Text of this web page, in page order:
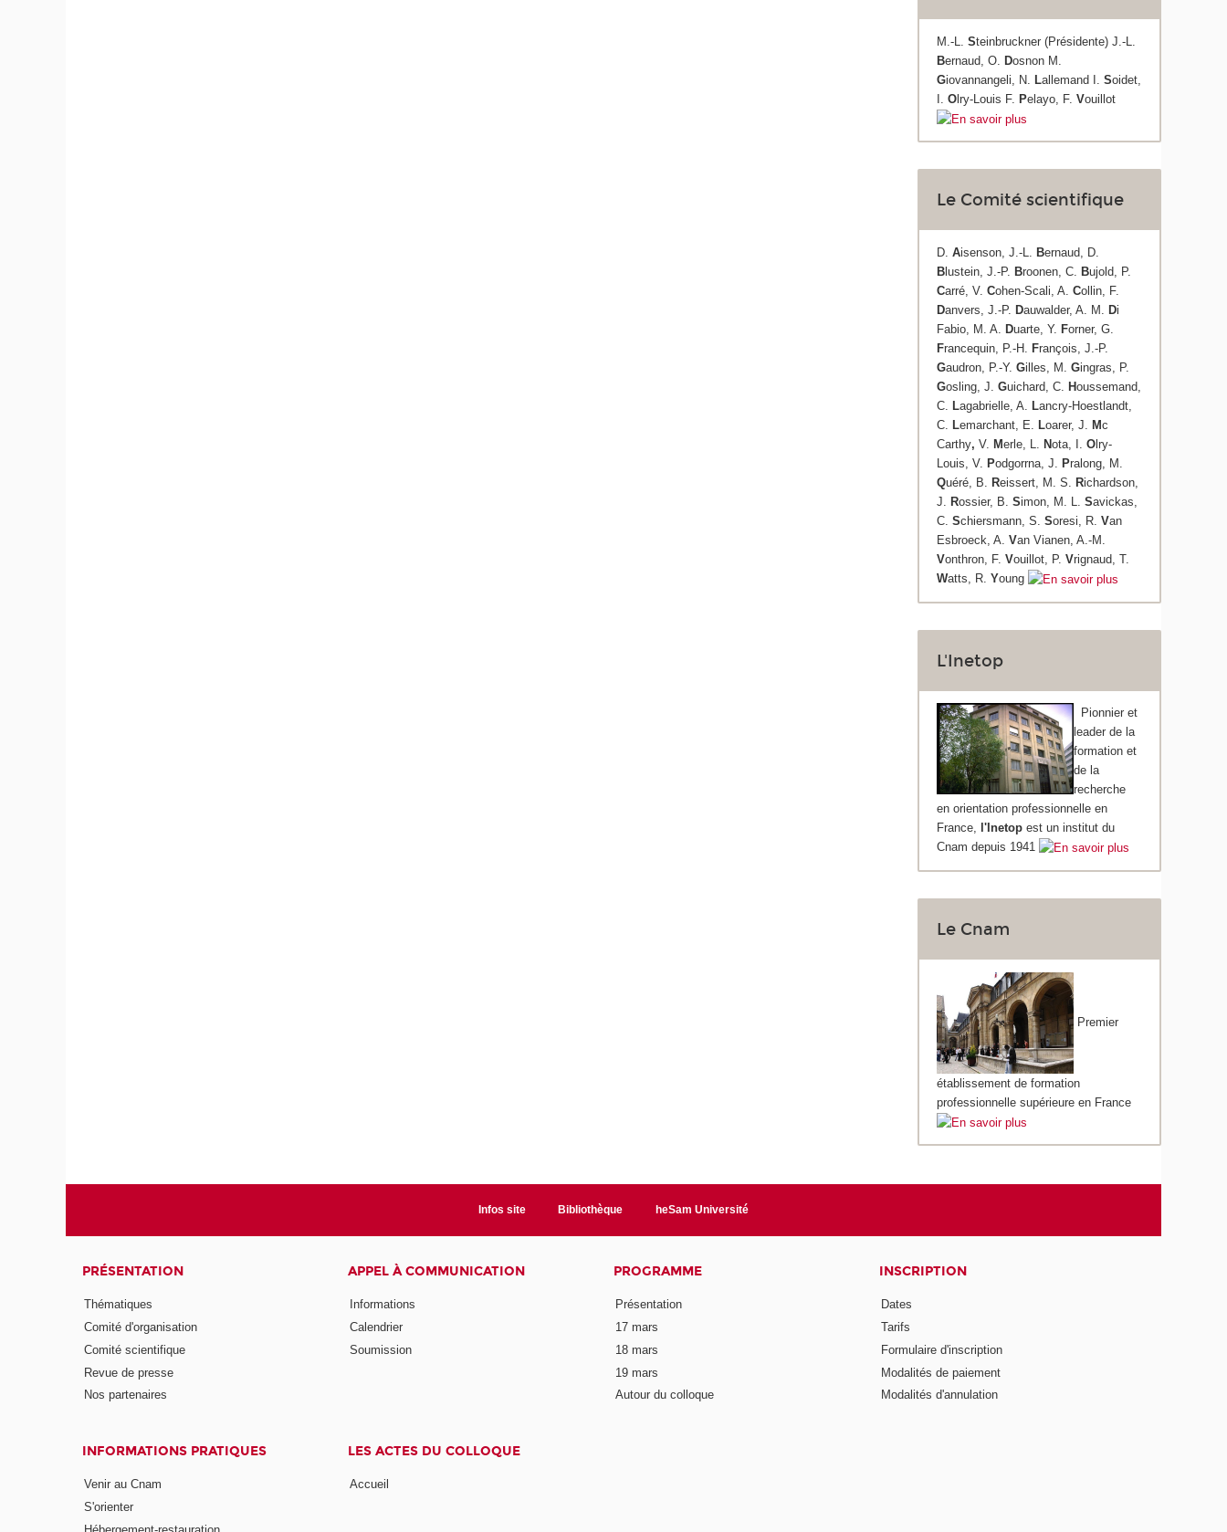
M.-L.Steinbruckner (Présidente) J.-L.
Bernaud, O.Dosnon M.
Giovannangeli, N.Lallemand I.Soidet,
I.Olry-Louis F.Pelayo, F.Vouillot
Le Comité scientifique
D. Aisenson, J.-L. Bernaud, D.
B lustein, J.-P. Broonen, C. Bujold, P.
Carré, V.Cohen-Scali, A.Collin, F.
Danvers, J.-P. Dauwalder, A. M. Di
Fabio, M. A.
Duarte, Y. Forner, G.
Francequin, P.-H. François, J.-P.
Gaudron, P.-Y.Gilles, M.Gingras, P.
Gosling, J.Guichard, C. Houssemand,
C.
Lagabrielle, A. Lancry-Hoestlandt,
C.
Lemarchant, E. Loarer, J. Mc
Carthy, V. Merle, L. Nota, I.O lry-
Louis, V. Podgorrna, J. Pralong, M.
Quéré, B. Reissert, M. S. Richardson,
J.
Rossier, B.Simon, M. L.Savickas,
C.Schiersmann, S.Soresi, R.Van
Esbroeck, A.Van Vianen, A.-M.
Vonthron, F.Vouillot, P.Vrignaud, T.
Watts, R.Young
L'Inetop
Pionnier et
leader de la
formation et
de la
recherche
en orientation professionnelle en
France, l'Inetop est un institut du
Cnam depuis 1941
Le Cnam
Premier
établissement de formation
professionnelle supérieure en France
Infos site Bibliothèque heSam Université
PRÉSENTATION
Thématiques
Comité d'organisation
Comité scientifique
Revue de presse
Nos partenaires
APPEL À COMMUNICATION
Informations
Calendrier
Soumission
PROGRAMME
Présentation
17 mars
18 mars
19 mars
Autour du colloque
INSCRIPTION
Dates
Tarifs
Formulaire d'inscription
Modalités de paiement
Modalités d'annulation
INFORMATIONS PRATIQUES
Venir au Cnam
S'orienter
LES ACTES DU COLLOQUE
Accueil